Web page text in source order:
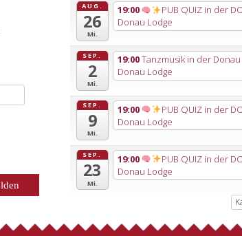
AUG.
26
Mi.
19:00 PUB QUIZ in der
Donau Lodge
SEP.
2
Mi.
19:00Tanzmusik in der Donau
Donau Lodge
SEP.
9
Mi.
19:00 PUB QUIZ in der
Donau Lodge
SEP.
23
Mi.
19:00 PUB QUIZ in der
Donau Lodge